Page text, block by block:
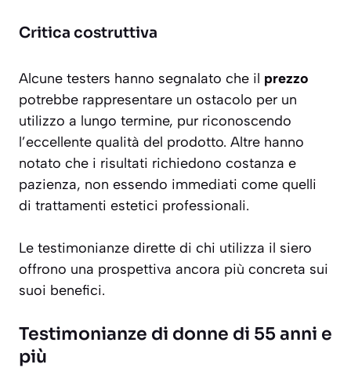
Critica costruttiva
Alcune testers hanno segnalato che il prezzo
potrebbe rappresentare un ostacolo per un
utilizzo a lungo termine, pur riconoscendo
l’eccellente qualità del prodotto. Altre hanno
notato che i risultati richiedono costanza e
pazienza, non essendo immediati come quelli
di trattamenti estetici professionali.
Le testimonianze dirette di chi utilizza il siero
offrono una prospettiva ancora più concreta sui
suoi benefici.
Testimonianze di donne di 55 anni e
più